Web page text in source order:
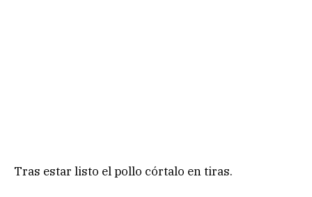
Tras estar listo el pollo córtalo en tiras.